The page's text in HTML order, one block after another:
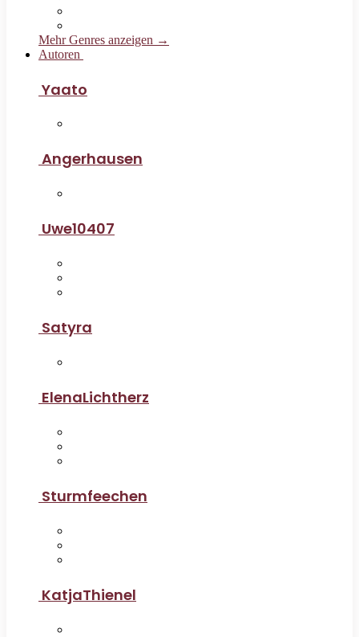
Mehr Genres anzeigen →
Autoren
Yaato
Angerhausen
Uwe10407
Satyra
ElenaLichtherz
Sturmfeechen
KatjaThienel